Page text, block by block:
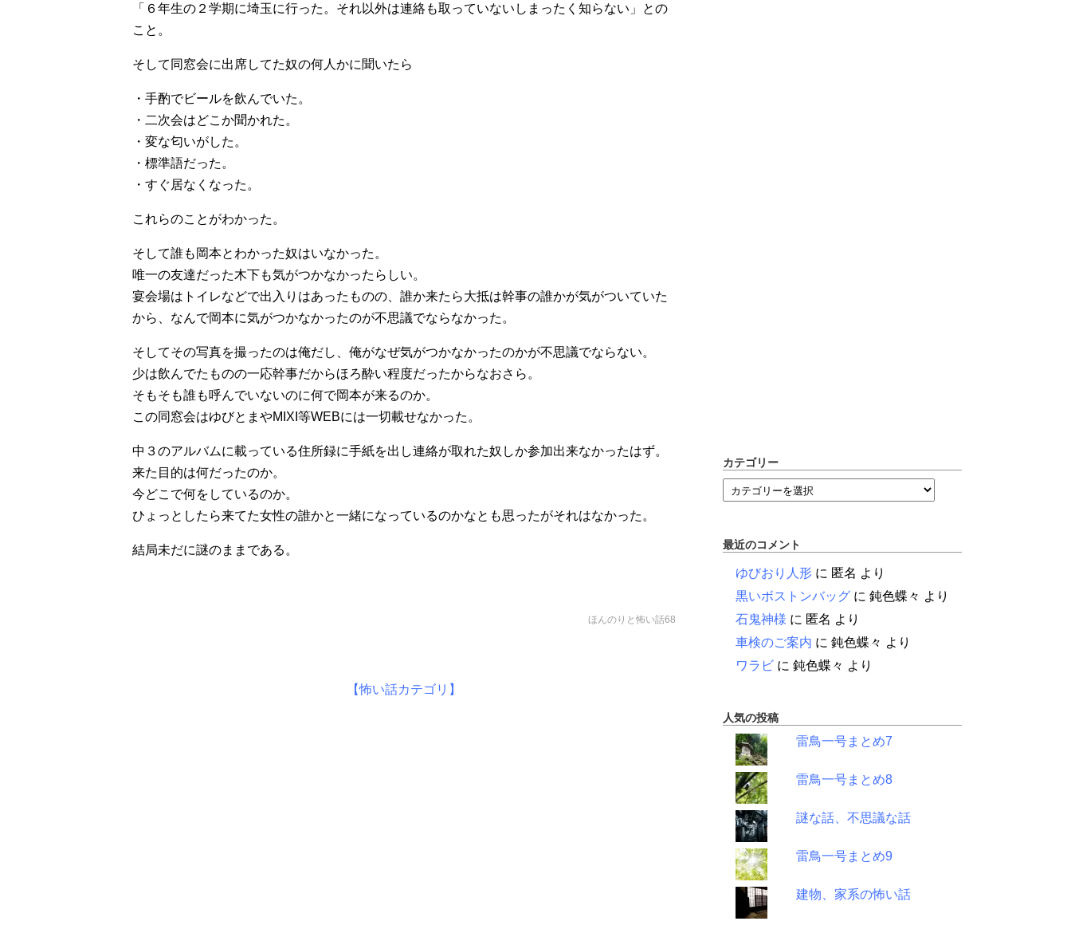
「６年生の２学期に埼玉に行った。それ以外は連絡も取っていないしまったく知らない」との
こと。
そして同窓会に出席してた奴の何人かに聞いたら
・手酌でビールを飲んでいた。
・二次会はどこか聞かれた。
・変な匂いがした。
・標準語だった。
・すぐ居なくなった。
これらのことがわかった。
そして誰も岡本とわかった奴はいなかった。
唯一の友達だった木下も気がつかなかったらしい。
宴会場はトイレなどで出入りはあったものの、誰か来たら大抵は幹事の誰かが気がついていた
から、なんで岡本に気がつかなかったのが不思議でならなかった。
そしてその写真を撮ったのは俺だし、俺がなぜ気がつかなかったのかが不思議でならない。
少は飲んでたものの一応幹事だからほろ酔い程度だったからなおさら。
そもそも誰も呼んでいないのに何で岡本が来るのか。
この同窓会はゆびとまやMIXI等WEBには一切載せなかった。
中３のアルバムに載っている住所録に手紙を出し連絡が取れた奴しか参加出来なかったはず。
来た目的は何だったのか。
今どこで何をしているのか。
ひょっとしたら来てた女性の誰かと一緒になっているのかなとも思ったがそれはなかった。
結局未だに謎のままである。
ほんのりと怖い話68
【怖い話カテゴリ】
カテゴリー
最近のコメント
ゆびおり人形 に 匿名 より
黒いボストンバッグ に 鈍色蝶々 より
石鬼神様 に 匿名 より
車検のご案内 に 鈍色蝶々 より
ワラビ に 鈍色蝶々 より
人気の投稿
雷鳥一号まとめ7
雷鳥一号まとめ8
謎な話、不思議な話
雷鳥一号まとめ9
建物、家系の怖い話